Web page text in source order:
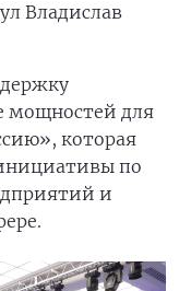
Владислав
мощностей для
которая
по
и